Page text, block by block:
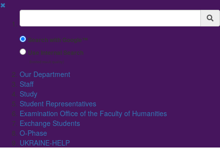
✖
Suchbegriff
Search with Google™
Use Internal Search
(limited result quality)
Our Department
Staff
Study
Student Representatives
Examination Office of the Faculty of Humanities
Exchange Students
O-Phase
UKRAINE-HELP